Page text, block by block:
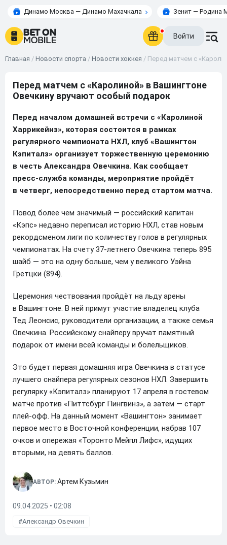
Динамо Москва — Динамо Махачкала Зенит — Родина
Войти
Главная / Новости спорта / Новости хоккея / Перед матчем с
Перед матчем с «Каролиной» в Вашингтоне
Овечкину вручают особый подарок
Перед началом домашней встречи с «Каролиной
Харрикейнз», которая состоится в рамках
регулярного чемпионата НХЛ, клуб «Вашингтон
Кэпиталз» организует торжественную церемонию
в честь Александра Овечкина. Как сообщает
пресс-служба команды, мероприятие пройдёт
в четверг, непосредственно перед стартом матча.
Повод более чем значимый — российский капитан
«Кэпс» недавно переписал историю НХЛ, став новым
рекордсменом лиги по количеству голов в регулярных
чемпионатах. На счету 37-летнего Овечкина теперь 895
шайб — это на одну больше, чем у великого Уэйна
Гретцки (894).
Церемония чествования пройдёт на льду арены
в Вашингтоне. В ней примут участие владелец клуба
Тед Леонсис, руководители организации, а также семья
Овечкина. Российскому снайперу вручат памятный
подарок от имени всей команды и болельщиков.
Это будет первая домашняя игра Овечкина в статусе
лучшего снайпера регулярных сезонов НХЛ. Завершить
регулярку «Кэпиталз» планируют 17 апреля в гостевом
матче против «Питтсбург Пингвинз», а затем — старт
плей-офф. На данный момент «Вашингтон» занимает
первое место в Восточной конференции, набрав 107
очков и опережая «Торонто Мейпл Лифс», идущих
вторыми, на девять баллов.
АВТОР: Артем Кузьмин
09.04.2025 • 02:08
Александр Овечкин